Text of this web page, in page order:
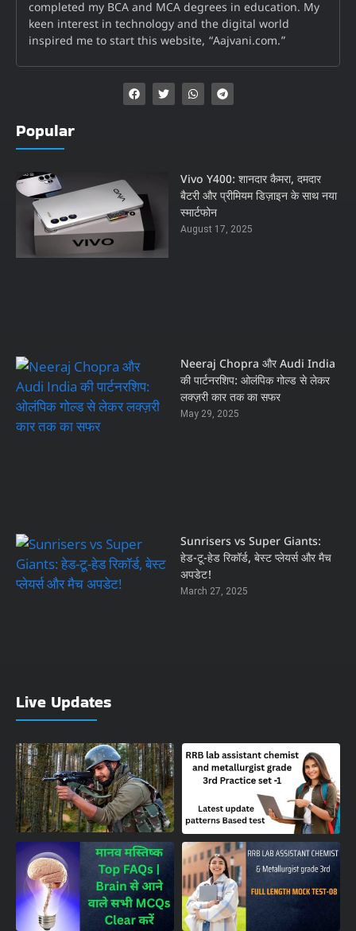
completed my BCA and MCA degrees in education. My
keen interest in technology and the digital world
inspired me to start this website, “Aajvani.com.”
Popular
Vivo Y400: शानदार कैमरा, दमदार
बैटरी और प्रीमियम डिज़ाइन के साथ नया
स्मार्टफोन
August 17, 2025
Neeraj Chopra और Audi India
की पार्टनरशिप: ओलंपिक गोल्ड से लेकर
लक्ज़री कार तक का सफर
May 29, 2025
Sunrisers vs Super Giants:
हेड-टू-हेड रिकॉर्ड, बेस्ट प्लेयर्स और मैच
अपडेट!
March 27, 2025
Live Updates